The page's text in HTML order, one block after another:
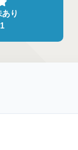
り
1